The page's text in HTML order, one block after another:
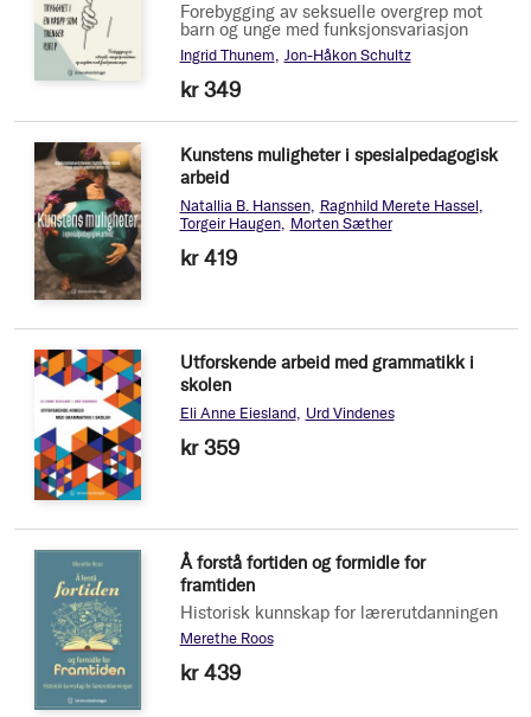
Forebygging av seksuelle overgrep mot
barn og unge med funksjonsvariasjon
Ingrid Thunem Jon-Håkon Schultz
kr 349
Kunstens muligheter i spesialpedagogisk
arbeid
Natallia B. Hanssen
Ragnhild Merete Hassel
Torgeir Haugen
Morten Sæther
kr 419
Utforskende arbeid med grammatikk i
skolen
Eli Anne Eiesland Urd Vindenes
kr 359
Å forstå fortiden og formidle for
framtiden
Historisk kunnskap for lærerutdanningen
Merethe Roos
kr 439